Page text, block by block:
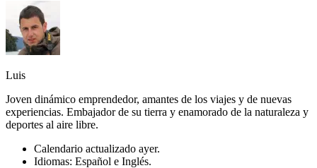
Luis
Joven dinámico emprendedor, amantes de los viajes y de nuevas
experiencias. Embajador de su tierra y enamorado de la naturaleza y
deportes al aire libre.
Calendario actualizado ayer.
Idiomas: Español e Inglés.